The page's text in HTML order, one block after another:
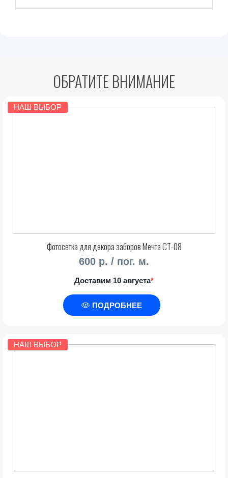
ОБРАТИТЕ ВНИМАНИЕ
НАШ ВЫБОР
Фотосетка для декора заборов Мечта СТ-08
600 р. / пог. м.
Доставим 10 августа*
ПОДРОБНЕЕ
НАШ ВЫБОР